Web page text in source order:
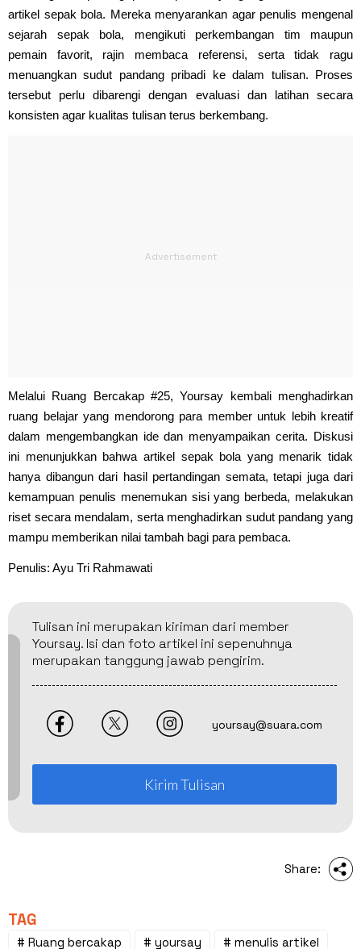
artikel sepak bola. Mereka menyarankan agar penulis mengenal
sejarah sepak bola, mengikuti perkembangan tim maupun
pemain favorit, rajin membaca referensi, serta tidak ragu
menuangkan sudut pandang pribadi ke dalam tulisan. Proses
tersebut perlu dibarengi dengan evaluasi dan latihan secara
konsisten agar kualitas tulisan terus berkembang.
Melalui Ruang Bercakap #25, Yoursay kembali menghadirkan
ruang belajar yang mendorong para member untuk lebih kreatif
dalam mengembangkan ide dan menyampaikan cerita. Diskusi
ini menunjukkan bahwa artikel sepak bola yang menarik tidak
hanya dibangun dari hasil pertandingan semata, tetapi juga dari
kemampuan penulis menemukan sisi yang berbeda, melakukan
riset secara mendalam, serta menghadirkan sudut pandang yang
mampu memberikan nilai tambah bagi para pembaca.
Penulis: Ayu Tri Rahmawati
Tulisan ini merupakan kiriman dari member
Yoursay. Isi dan foto artikel ini sepenuhnya
merupakan tanggung jawab pengirim.
yoursay@suara.com
Kirim Tulisan
Share:
TAG
# Ruang bercakap # yoursay
# menulis artikel